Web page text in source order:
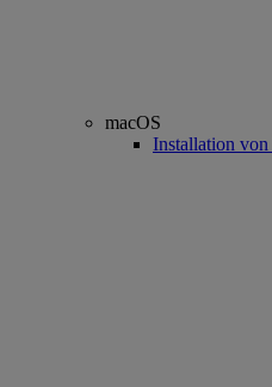
macOS
Installation